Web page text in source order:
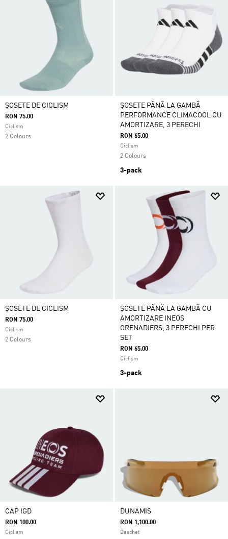
ȘOSETE DE CICLISM
RON 75.00
Ciclism
2 Colours
ȘOSETE PÂNĂ LA GAMBĂ
PERFORMANCE CLIMACOOL CU
AMORTIZARE, 3 PERECHI
RON 65.00
Ciclism
2 Colours
3-pack
ȘOSETE DE CICLISM
RON 75.00
Ciclism
2 Colours
ȘOSETE PÂNĂ LA GAMBĂ CU
AMORTIZARE INEOS
GRENADIERS, 3 PERECHI PER
SET
RON 65.00
Ciclism
3-pack
CAP IGD
RON 100.00
Ciclism
DUNAMIS
RON 1,100.00
Baschet